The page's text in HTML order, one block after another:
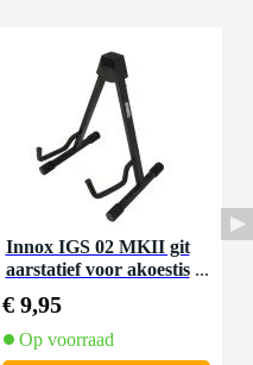
Innox IGS 02 MKII git
aarstatief voor akoestis
€ 9,95
Op voorraad